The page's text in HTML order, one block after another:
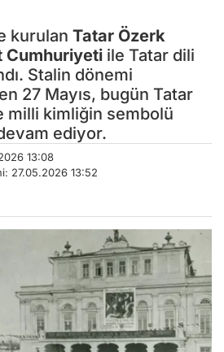
kurulan Tatar Özerk
Cumhuriyeti ile Tatar dili
Stalin dönemi
27 Mayıs, bugün Tatar
milli kimliğin sembolü
ediyor.
13:08
27.05.2026 13:52